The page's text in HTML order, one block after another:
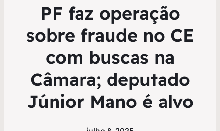
PF faz operação
sobre fraude no CE
com buscas na
Câmara; deputado
Júnior Mano é alvo